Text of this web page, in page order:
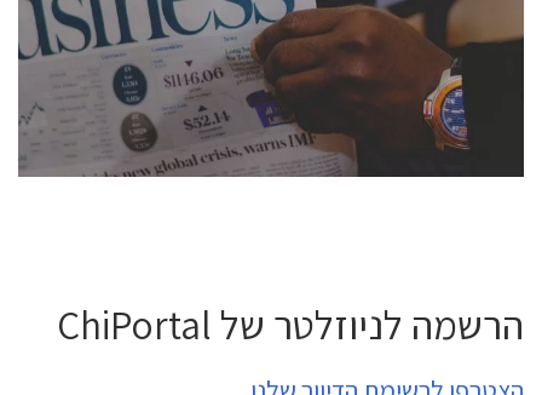
semiconductor industry, including engineers,
professional experts, and senior executives.
לחץ לפרטים
הרשמה לניוזלטר של ChiPortal